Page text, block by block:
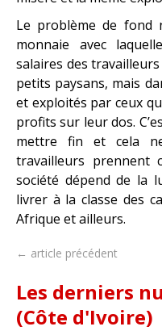
Le problème de fond
monnaie avec
salaires des
petits paysans, mais
et exploités par ceux
profits sur leur dos.
mettre fin et cela
travailleurs prennent
société dépend de la
livrer à la classe des
Afrique et ailleurs.
← article précédent
Les derniers
(Côte d'Ivoire)